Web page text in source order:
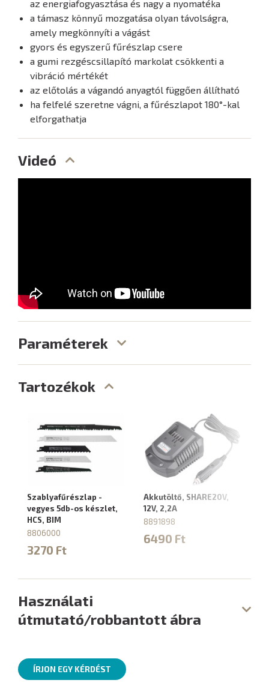
az energiafogyasztása és nagy a nyomatéka
a támasz könnyű mozgatása olyan távolságra,
amely megkönnyíti a vágást
gyors és egyszerű fűrészlap csere
a gumi rezgéscsillapító markolat csökkenti a
vibráció mértékét
az előtolás a vágandó anyagtól függően állítható
ha felfelé szeretne vágni, a fűrészlapot 180°-kal
elforgathatja
Videó
Paraméterek
Tartozékok
Szablyafűrészlap -
vegyes 5db-os készlet,
HCS, BIM
8806000
3270 Ft
Akkutöltő, SHARE20V,
12V, 2,2A
8891898
6490 Ft
Használati
útmutató/robbantott ábra
ÍRJON EGY KÉRDÉST